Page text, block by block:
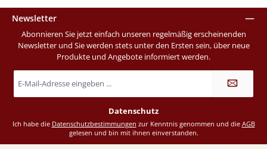
Newsletter
Abonnieren Sie jetzt einfach unseren regelmäßig erscheinenden
Newsletter und Sie werden stets unter den Ersten sein, über neue
Produkte und Angebote informiert werden.
Mail-
Adresse
Datenschutz
Ich habe die Datenschutzbestimmungen zur Kenntnis genommen und die AGB
gelesen und bin mit ihnen einverstanden.